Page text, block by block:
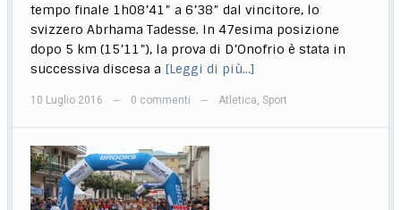
tempo finale 1h08’41” a 6’38” dal vincitore, lo
svizzero Abrhama Tadesse. In 47esima posizione
dopo 5 km (15’11”), la prova di D’Onofrio è stata in
successiva discesa a [Leggi di più…]
10 Luglio 2016 — 0 commenti — Atletica,Sport